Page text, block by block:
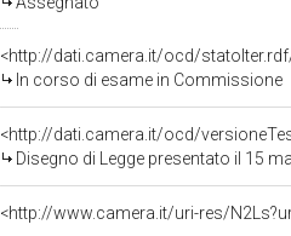
<http://dati.camera.it/ocd/
In corso di esame in Commissione
<http://dati.camera.it/ocd/
Disegno di Legge presentato il 15
<http://www.camera.it/uri-res/